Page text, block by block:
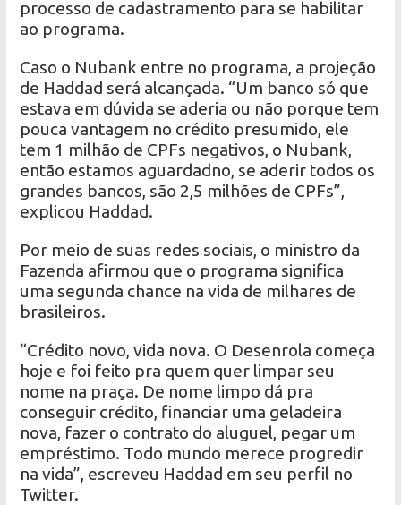
processo de cadastramento para se habilitar
ao programa.
Caso o Nubank entre no programa, a projeção
de Haddad será alcançada. “Um banco só que
estava em dúvida se aderia ou não porque tem
pouca vantagem no crédito presumido, ele
tem 1 milhão de CPFs negativos, o Nubank,
então estamos aguardadno, se aderir todos os
grandes bancos, são 2,5 milhões de CPFs”,
explicou Haddad.
Por meio de suas redes sociais, o ministro da
Fazenda afirmou que o programa significa
uma segunda chance na vida de milhares de
brasileiros.
“Crédito novo, vida nova. O Desenrola começa
hoje e foi feito pra quem quer limpar seu
nome na praça. De nome limpo dá pra
conseguir crédito, financiar uma geladeira
nova, fazer o contrato do aluguel, pegar um
empréstimo. Todo mundo merece progredir
na vida”, escreveu Haddad em seu perfil no
Twitter.